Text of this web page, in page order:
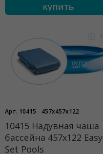
купить
Арт. 10415 457x457x122
10415 Надувная чаша
бассейна 457х122 Easy
Set Pools